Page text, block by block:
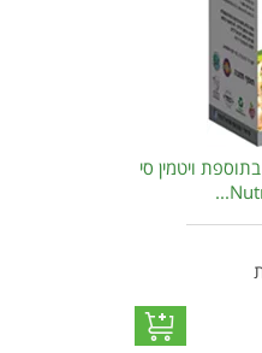
נוטריקר חמוציות 10,000 בתוספת ויטמין סי